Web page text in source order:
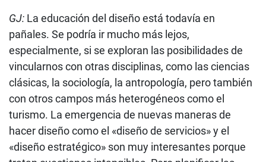
GJ: La educación del diseño está todavía en
pañales. Se podría ir mucho más lejos,
especialmente, si se exploran las posibilidades de
vincularnos con otras disciplinas, como las ciencias
clásicas, la sociología, la antropología, pero también
con otros campos más heterogéneos como el
turismo. La emergencia de nuevas maneras de
hacer diseño como el «diseño de servicios» y el
«diseño estratégico» son muy interesantes porque